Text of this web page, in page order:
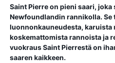
Saint Pierre on pieni saari, joka
Newfoundlandin rannikolla. Se
luonnonkauneudesta, karuista
koskemattomista rannoista ja
vuokraus Saint Pierrestä on
saaren kaikkeen.